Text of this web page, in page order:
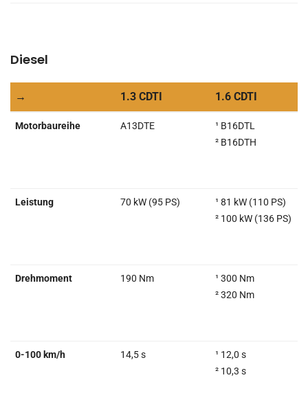
Diesel
→ 1.3 CDTI
1.6 CDTI
→
1.3 CDTI 1.6 CDTI
Motorbaureihe A13DTE
¹ B16DTL
² B16DTH
Leistung 70 kW (95 PS)
¹ 81 kW (110 PS)
² 100 kW (136 PS)
Drehmoment 190 Nm
¹ 300 Nm
² 320 Nm
0-100 km/h 14,5 s
¹ 12,0 s
² 10,3 s